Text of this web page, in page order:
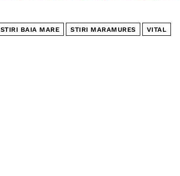
STIRI BAIA MARE STIRI MARAMURES VITAL